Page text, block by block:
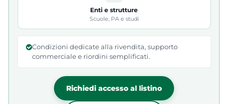
Enti e strutture
Scuole, PA e studi
Condizioni dedicate alla rivendita, supporto
commerciale e riordini semplificati.
Richiedi accesso al listino